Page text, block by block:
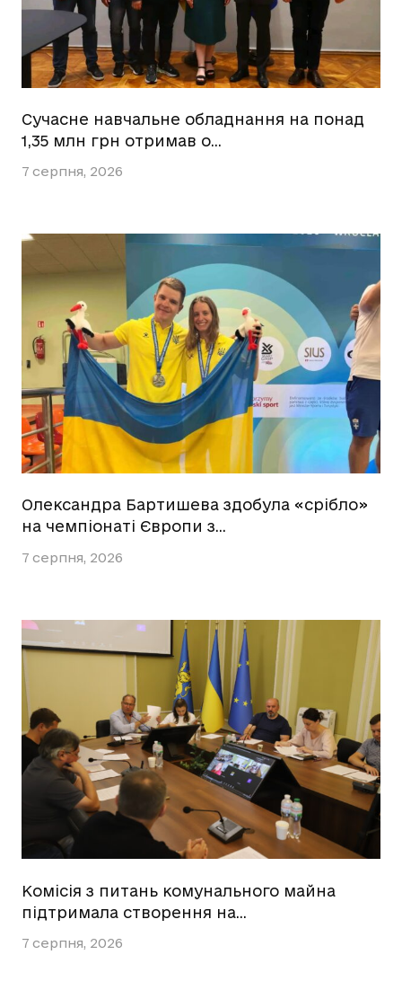
Сучасне навчальне обладнання на понад
1,35 млн грн отримав о…
7 серпня, 2026
Олександра Бартишева здобула «срібло»
на чемпіонаті Європи з…
7 серпня, 2026
Комісія з питань комунального майна
підтримала створення на…
7 серпня, 2026